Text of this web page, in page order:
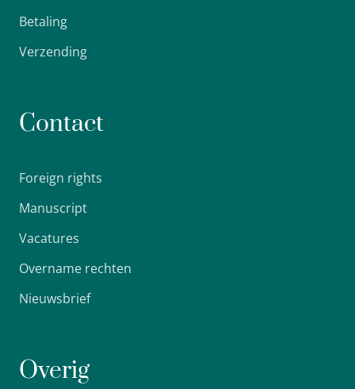
Betaling
Verzending
Contact
Foreign rights
Manuscript
Vacatures
Overname rechten
Nieuwsbrief
Overig